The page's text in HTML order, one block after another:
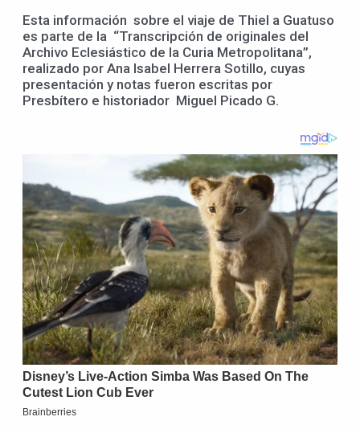
Esta información sobre el viaje de Thiel a Guatuso
es parte de la “Transcripción de originales del
Archivo Eclesiástico de la Curia Metropolitana”,
realizado por Ana Isabel Herrera Sotillo, cuyas
presentación y notas fueron escritas por
Presbítero e historiador Miguel Picado G.